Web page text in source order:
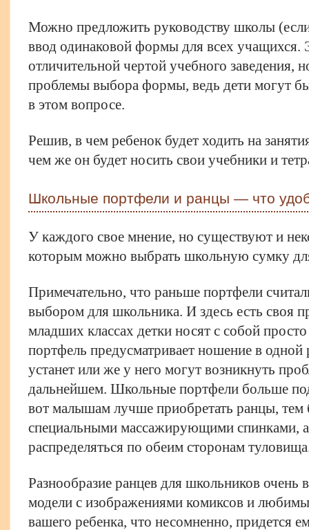
Можно предложить руководству школы
ввод одинаковой формы для всех учащихся.
отличительной чертой учебного заведения,
проблемы выбора формы, ведь дети могут
в этом вопросе.
Решив, в чем ребенок будет ходить на
чем же он будет носить свои учебники и
Школьные портфели и ранцы — что
У каждого свое мнение, но существуют и
которым можно выбрать школьную сумку
Примечательно, что раньше портфели
выбором для школьника. И здесь есть своя
младших классах детки носят с собой
портфель предусматривает ношение в одной
устанет или же у него могут возникнуть
дальнейшем. Школьные портфели больше
вот малышам лучше приобретать ранцы, тем
специальными массажирующими спинками, а
распределяться по обеим сторонам
Разнообразие ранцев для школьников
модели с изображениями комиксов и
вашего ребенка, что несомненно, придется